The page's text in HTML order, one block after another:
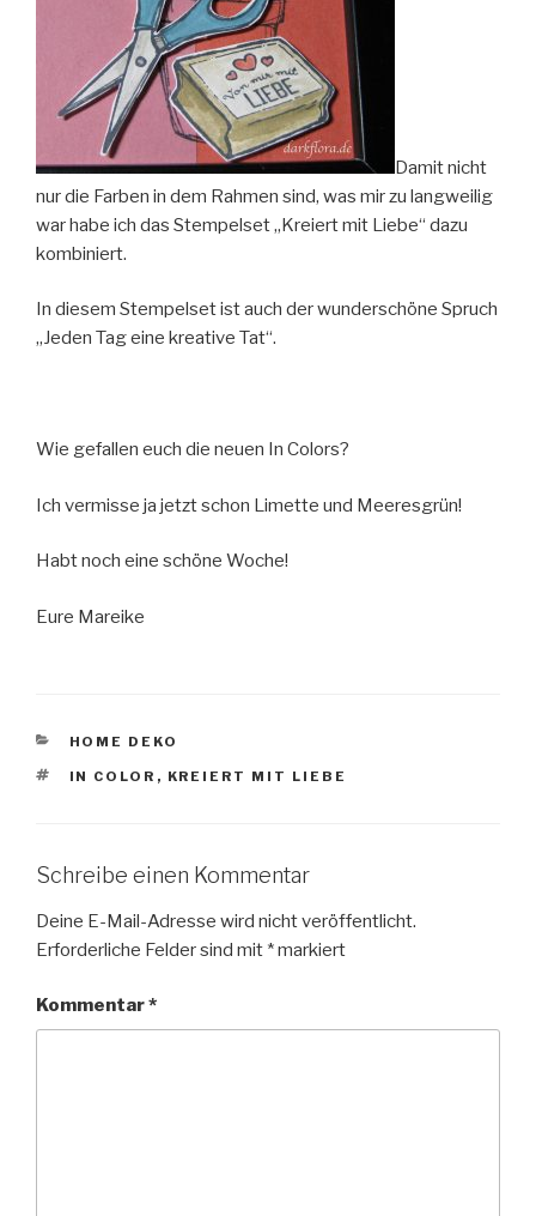
Damit nicht
nur die Farben in dem Rahmen sind, was mir zu langweilig
war habe ich das Stempelset „Kreiert mit Liebe“ dazu
kombiniert.
In diesem Stempelset ist auch der wunderschöne Spruch
„Jeden Tag eine kreative Tat“.
Wie gefallen euch die neuen In Colors?
Ich vermisse ja jetzt schon Limette und Meeresgrün!
Habt noch eine schöne Woche!
Eure Mareike
KATEGORIEN
HOME DEKO
SCHLAGWÖRTER
IN COLOR , KREIERT MIT LIEBE
Schreibe einen Kommentar
Deine E-Mail-Adresse wird nicht veröffentlicht.
Erforderliche Felder sind mit *markiert
Kommentar*